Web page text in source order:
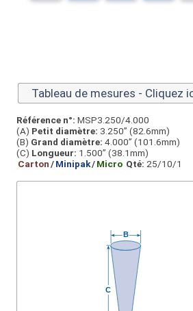
Tableau de mesures - Cliquez
Référence n°: MSP3.250/4.000
(A) Petit diamètre: 3.250” (82.6mm)
(B) Grand diamètre: 4.000” (101.6mm)
(C) Longueur: 1.500” (38.1mm)
Carton/Minipak/Micro Qté: 25/10/1